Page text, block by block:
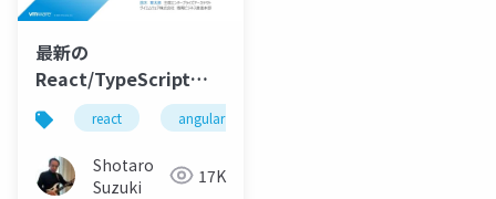
最新の
React/TypeScript
SPA テンプレートを
.NET 8 で試してみよう
react angular
Shotaro
Suzuki
17K